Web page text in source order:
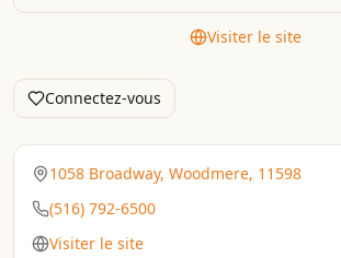
Visiter le site
Connectez-vous
1058 Broadway, Woodmere, 11598
(516) 792-6500
Visiter le site